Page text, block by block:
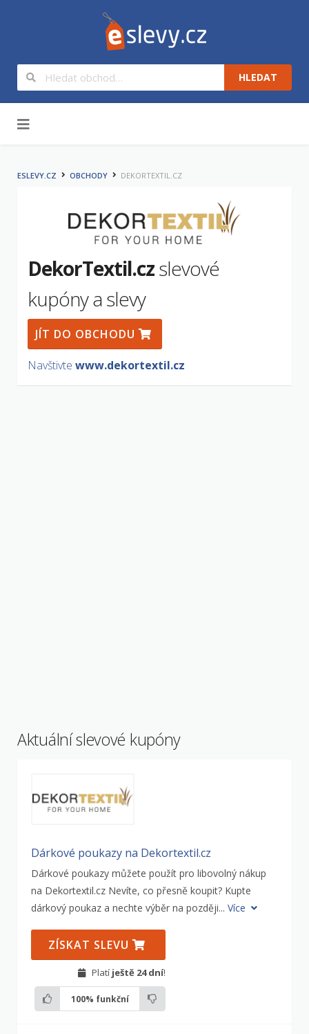
HLEDAT
ESLEVY.CZ OBCHODY DEKORTEXTIL.CZ
DekorTextil.czslevové
kupóny a slevy
JÍT DO OBCHODU
Navštivte www.dekortextil.cz
Aktuální slevové kupóny
Dárkové poukazy na Dekortextil.cz
Dárkové poukazy můžete použít pro libovolný nákup
na Dekortextil.cz Nevíte, co přesně koupit? Kupte
dárkový poukaz a nechte výběr na později... Více
ZÍSKAT SLEVU
Platí ještě 24 dní!
100% funkční